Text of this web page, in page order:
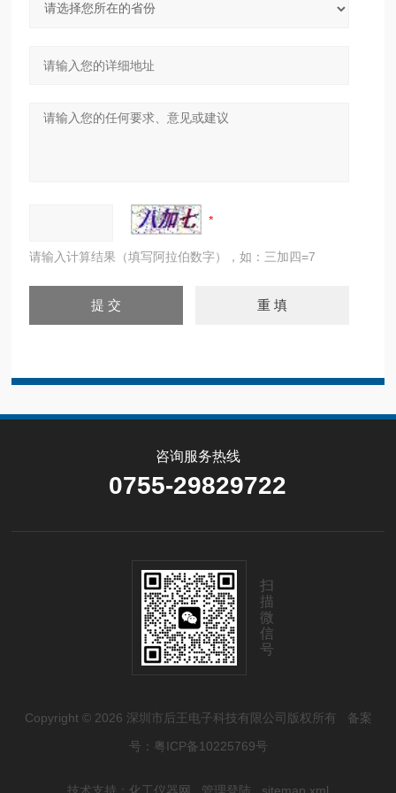
请输入计算结果（填写阿拉伯数字），如：三加四=7
咨询服务热线
0755-29829722
扫
描
微
信
号
Copyright © 2026 深圳市后王电子科技有限公司版权所有 备案
号：粤ICP备10225769号
技术支持： 化工仪器网 管理登陆 sitemap.xml